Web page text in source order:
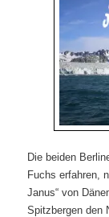
Die beiden
Fuchs erfahren,
Janus“ von
Spitzbergen den